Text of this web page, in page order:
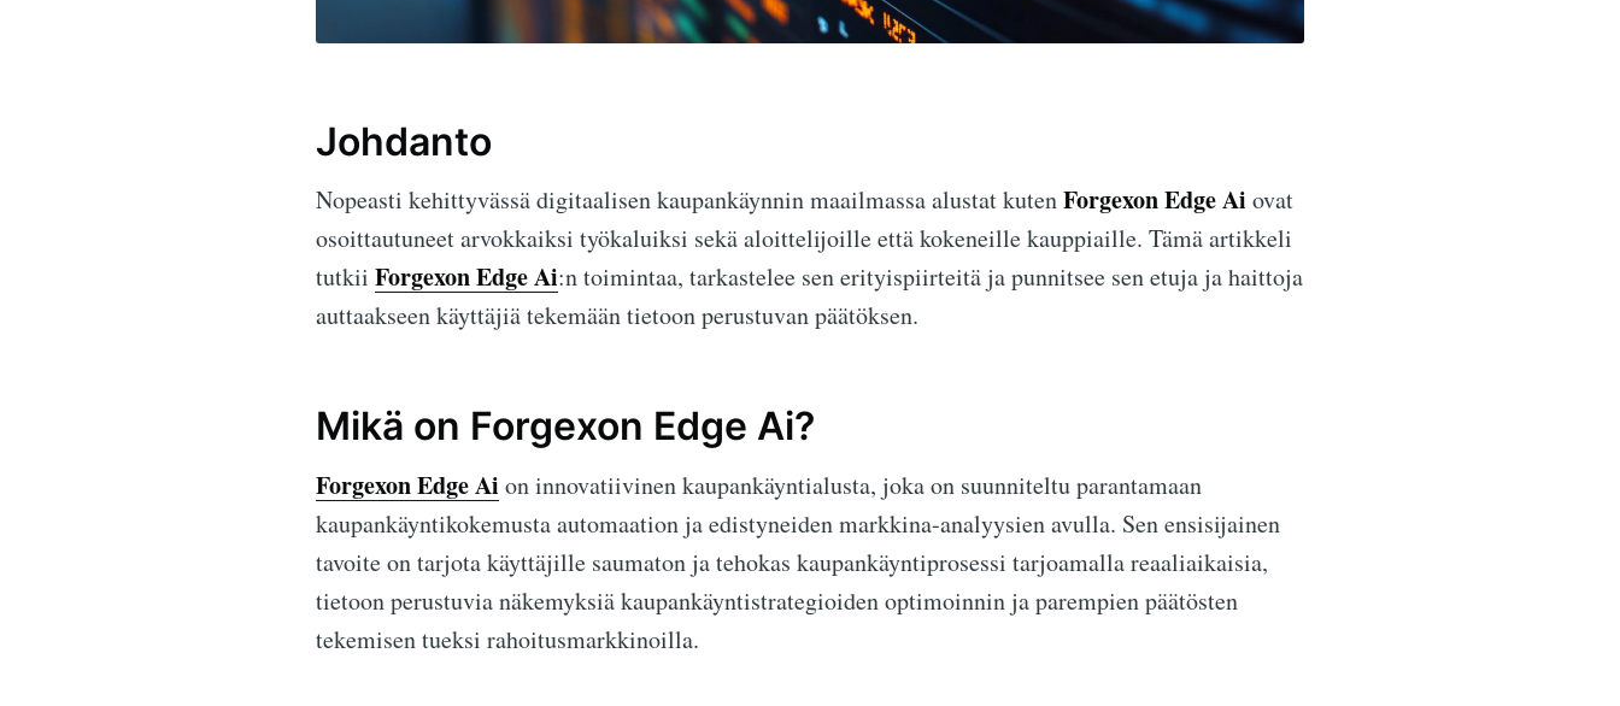
Johdanto
Nopeasti kehittyvässä digitaalisen kaupankäynnin maailmassa alustat kutenForgexon Edge Ai ovat
osoittautuneet arvokkaiksi työkaluiksi sekä aloittelijoille että kokeneille kauppiaille. Tämä artikkeli
tutkii Forgexon Edge Ai:n toimintaa, tarkastelee sen erityispiirteitä ja punnitsee sen etuja ja haittoja
auttaakseen käyttäjiä tekemään tietoon perustuvan päätöksen.
Mikä on Forgexon Edge Ai?
Forgexon Edge Ai on innovatiivinen kaupankäyntialusta, joka on suunniteltu parantamaan
kaupankäyntikokemusta automaation ja edistyneiden markkina-analyysien avulla. Sen ensisijainen
tavoite on tarjota käyttäjille saumaton ja tehokas kaupankäyntiprosessi tarjoamalla reaaliaikaisia,
tietoon perustuvia näkemyksiä kaupankäyntistrategioiden optimoinnin ja parempien päätösten
tekemisen tueksi rahoitusmarkkinoilla.